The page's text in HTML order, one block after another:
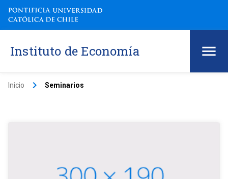
Instituto de Economía
Inicio keyboard_arrow_right Seminarios